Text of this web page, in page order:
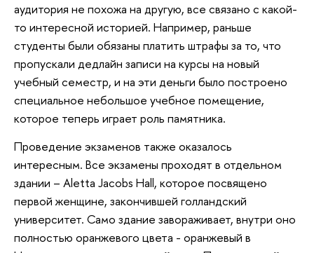
аудитория не похожа на другую, все связано с какой-
то интересной историей. Например, раньше
студенты были обязаны платить штрафы за то, что
пропускали дедлайн записи на курсы на новый
учебный семестр, и на эти деньги было построено
специальное небольшое учебное помещение,
которое теперь играет роль памятника.
Проведение экзаменов также оказалось
интересным. Все экзамены проходят в отдельном
здании – Aletta Jacobs Hall, которое посвящено
первой женщине, закончившей голландский
университет. Само здание завораживает, внутри оно
полностью оранжевого цвета - оранжевый в